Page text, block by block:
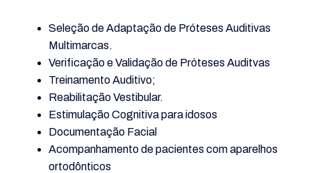
Seleção de Adaptação de Próteses Auditivas
Multimarcas.
Verificação e Validação de Próteses Auditvas
Treinamento Auditivo;
Reabilitação Vestibular.
Estimulação Cognitiva para idosos
Documentação Facial
Acompanhamento de pacientes com aparelhos
ortodônticos